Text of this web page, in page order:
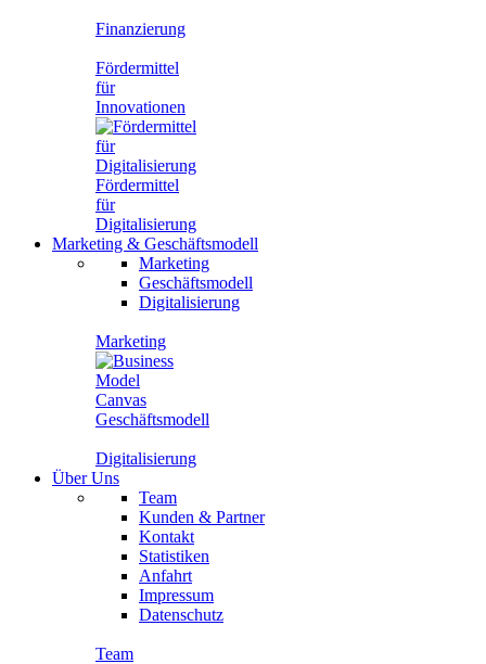
Finanzierung
Fördermittel
für
Innovationen
Fördermittel
für
Digitalisierung
Marketing & Geschäftsmodell
Marketing
Geschäftsmodell
Digitalisierung
Marketing
Geschäftsmodell
Digitalisierung
Über Uns
Team
Kunden & Partner
Kontakt
Statistiken
Anfahrt
Impressum
Datenschutz
Team